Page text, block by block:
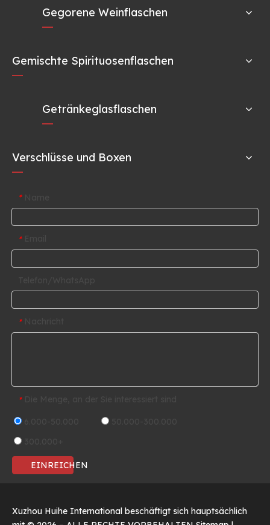
Gegorene Weinflaschen
Gemischte Spirituosenflaschen
Getränkeglasflaschen
Verschlüsse und Boxen
*
*
*
*
EINREICHEN
Xuzhou Huihe International beschäftigt sich hauptsächlich